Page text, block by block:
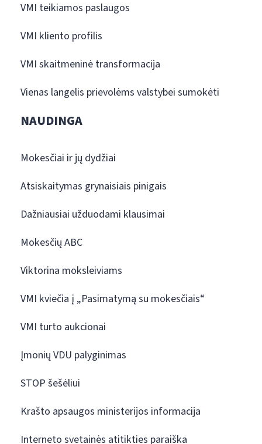
VMI teikiamos paslaugos
VMI kliento profilis
VMI skaitmeninė transformacija
Vienas langelis prievolėms valstybei sumokėti
NAUDINGA
Mokesčiai ir jų dydžiai
Atsiskaitymas grynaisiais pinigais
Dažniausiai užduodami klausimai
Mokesčių ABC
Viktorina moksleiviams
VMI kviečia į „Pasimatymą su mokesčiais“
VMI turto aukcionai
Įmonių VDU palyginimas
STOP šešėliui
Krašto apsaugos ministerijos informacija
Interneto svetainės atitikties paraiška